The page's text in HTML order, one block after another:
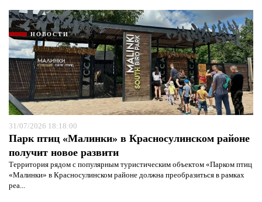
НОВОСТИ
31/07/2026 18:18:00
Парк птиц «Малинки» в Красносулинском районе
получит новое развити
Территория рядом с популярным туристическим объектом «Парком птиц
«Малинки» в Красносулинском районе должна преобразиться в рамках
реа...